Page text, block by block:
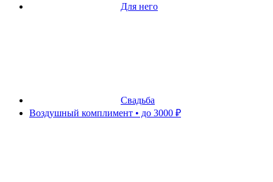
Для него
Свадьба
Воздушный комплимент • до 3000 ₽